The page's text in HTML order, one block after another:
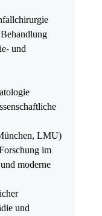
und
LMU)
im
moderne
und